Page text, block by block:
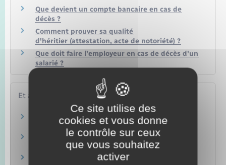
Que devient un compte bancaire en cas de
décès ?
Comment prouver sa qualité
d'héritier (attestation, acte de notoriété) ?
Que doit faire l'employeur en cas de décès d'un
salarié ?
Et aussi
Capital en cas de décès
Famille – Scolarité
Inhumation
Famille – Scolarité
Procédure en injonction de payer
Ce site utilise des
cookies et vous donne
le contrôle sur ceux
que vous souhaitez
activer